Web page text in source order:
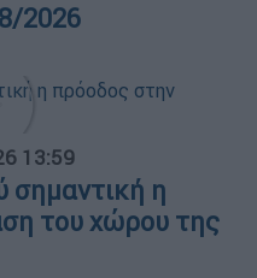
2026
13:59
σημαντική η
του χώρου της